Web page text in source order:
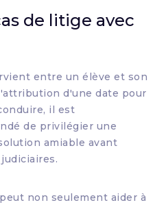
de litige avec
entre un élève et son
d'une date pour
il est
de privilégier une
amiable avant
non seulement aider à